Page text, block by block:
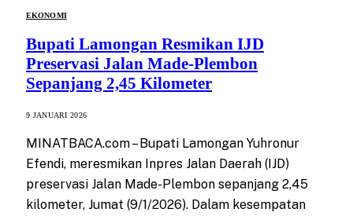
EKONOMI
Bupati Lamongan Resmikan IJD
Preservasi Jalan Made-Plembon
Sepanjang 2,45 Kilometer
9 JANUARI 2026
MINATBACA.com – Bupati Lamongan Yuhronur
Efendi, meresmikan Inpres Jalan Daerah (IJD)
preservasi Jalan Made-Plembon sepanjang 2,45
kilometer, Jumat (9/1/2026). Dalam kesempatan